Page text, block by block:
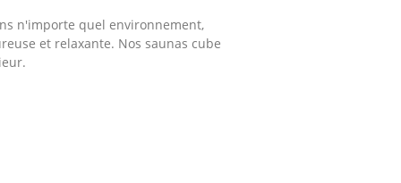
n'importe quel environnement,
et relaxante. Nos saunas cube